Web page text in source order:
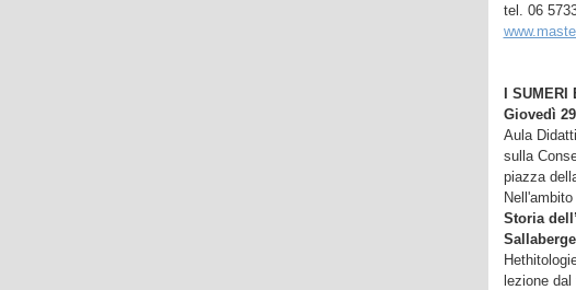
tel. 06
I SUMERI
Giovedì
Aula
sulla
piazza
Storia
lezione dal